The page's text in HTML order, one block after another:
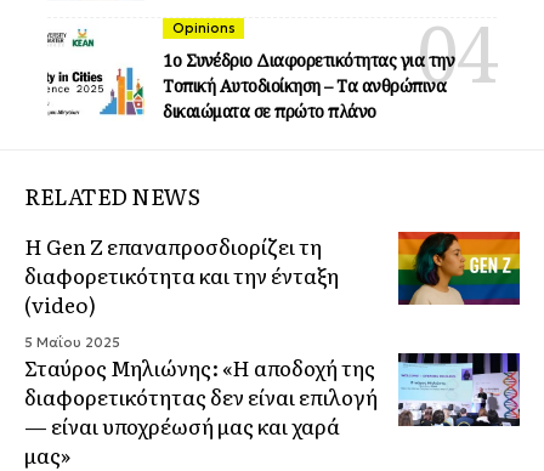
Opinions
1ο Συνέδριο Διαφορετικότητας για την
Τοπική Αυτοδιοίκηση – Τα ανθρώπινα
δικαιώματα σε πρώτο πλάνο
RELATED NEWS
Η Gen Z επαναπροσδιορίζει τη
διαφορετικότητα και την ένταξη
(video)
5 Μαΐου 2025
Σταύρος Μηλιώνης: «Η αποδοχή της
διαφορετικότητας δεν είναι επιλογή
— είναι υποχρέωσή μας και χαρά
μας»